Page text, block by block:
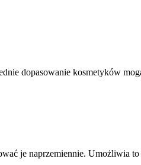
dopasowanie kosmetyków
je naprzemiennie. Umożliwia to